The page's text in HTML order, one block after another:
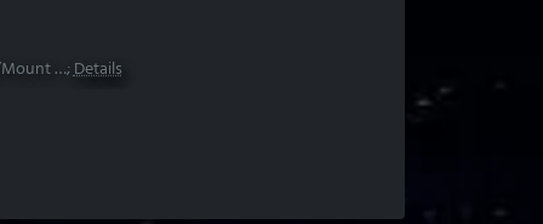
Mount …;Details